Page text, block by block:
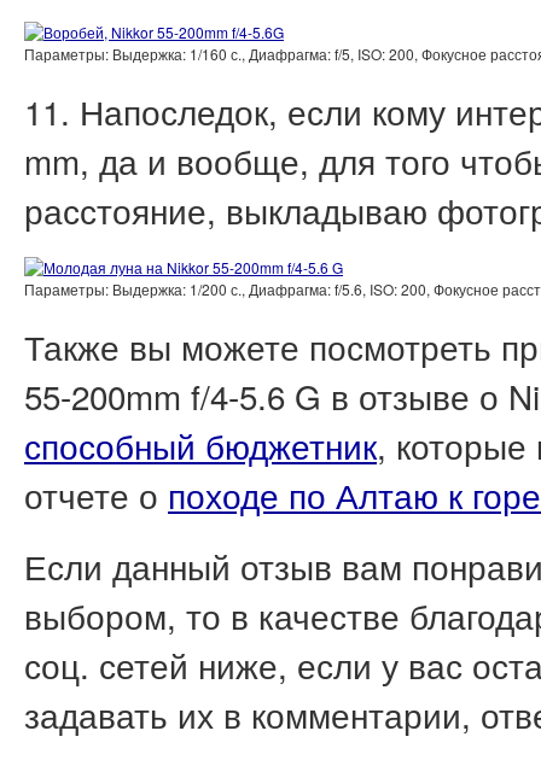
Параметры: Выдержка: 1/160 с., Диафрагма: f/5, ISO: 200, Фокусное
11. Напоследок, если кому
mm, да и вообще, для того
расстояние, выкладываю
Параметры: Выдержка: 1/200 с., Диафрагма: f/5.6, ISO: 200, Фокусное
Также вы можете посмотреть
55-200mm f/4-5.6 G в отзыве о
способный бюджетник, которые
отчете о походе по Алтаю к
Если данный отзыв вам
выбором, то в качестве
соц. сетей ниже, если у вас
задавать их в комментарии,